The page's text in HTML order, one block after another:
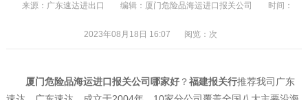
来源：广东速达进出口 编辑：厦门危险品海运进口报关公司 时间：
2023年08月18日 16:07 阅览： 次
厦门危险品海运进口报关公司哪家好？福建报关行推荐我司广东